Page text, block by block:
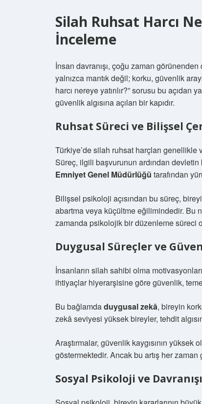
Silah Ruhsat Harcı
İnceleme
İnsan davranışı, çoğu zaman
yalnızca mantık değil; korku, güvenlik
harcı nereye yatırılır?” sorusu bu
güvenlik algısına açılan bir kapıdır.
Ruhsat Süreci ve Bilişsel
Türkiye’de silah ruhsat harçları genellikle
Süreç, ilgili başvurunun ardından
Emniyet Genel Müdürlüğü tarafından
Bilişsel psikoloji açısından bu süreç,
abartma veya küçültme eğilimindedir. Bu
zamanda psikolojik bir düzenleme süreci
Duygusal Süreçler ve
İnsanların silah sahibi olma
ihtiyaçlar hiyerarşisine göre güvenlik,
Bu bağlamdaduygusal zekâ, bireyin
zekâ seviyesi yüksek bireyler, tehdit
Araştırmalar, güvenlik kaygısının yüksek
göstermektedir. Ancak bu artış her
Sosyal Psikoloji ve